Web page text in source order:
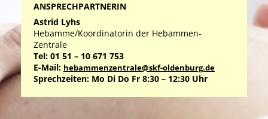
ANSPRECHPARTNERIN
Astrid Lyhs
Hebamme/Koordinatorin der Hebammen-
Zentrale
Tel: 01 51 – 10 671 753
E-Mail: hebammenzentrale@skf-oldenburg.de
Sprechzeiten: Mo Di Do Fr 8:30 – 12:30 Uhr